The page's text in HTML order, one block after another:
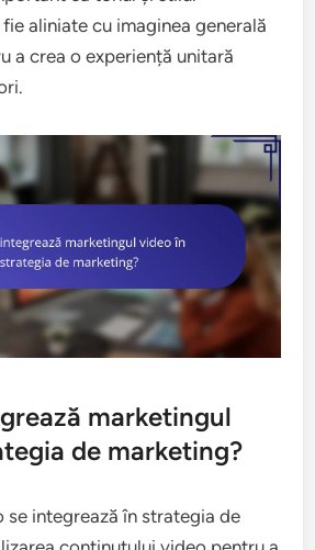
aliniate cu imaginea generală
a crea o experiență unitară
marketingul
de marketing?
se integrează în strategia de